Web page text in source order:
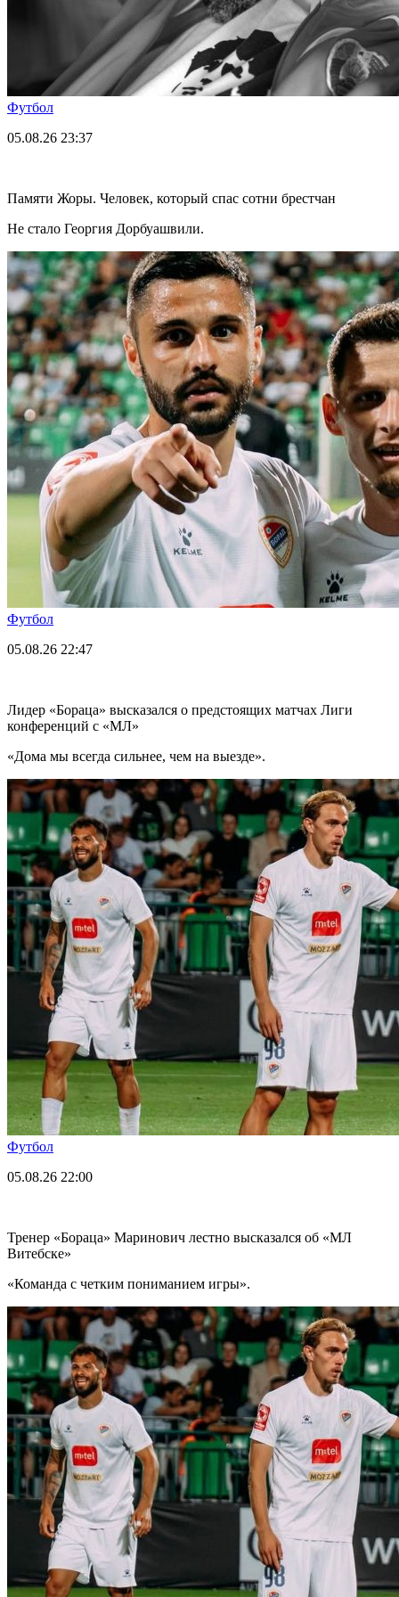
Футбол
05.08.26 23:37
Памяти Жоры. Человек, который спас сотни брестчан
Не стало Георгия Дорбуашвили.
Футбол
05.08.26 22:47
Лидер «Бораца» высказался о предстоящих матчах Лиги
конференций с «МЛ»
«Дома мы всегда сильнее, чем на выезде».
Футбол
05.08.26 22:00
Тренер «Бораца» Маринович лестно высказался об «МЛ
Витебске»
«Команда с четким пониманием игры».